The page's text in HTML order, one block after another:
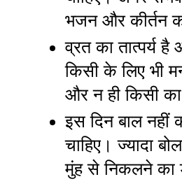
भजन और कीर्तन
व्रत का तात्पर्य
किसी के लिए भी
और न ही किसी
इस दिन बाल नहीं
चाहिए। ज्यादा
मुंह से निकलने का